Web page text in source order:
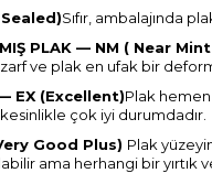
Sıfır, ambalajında
PLAK — NM ( Near
ve plak en ufak bir
EX (Excellent)Plak
çok iyi durumdadır.
Good Plus) Plak
ama herhangi bir yırtık